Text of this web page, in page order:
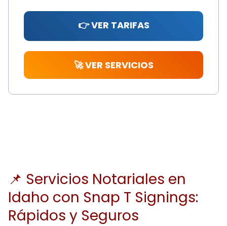
👉 VER TARIFAS
🚀 VER SERVICIOS
📌 Servicios Notariales en
Idaho con Snap T Signings:
Rápidos y Seguros